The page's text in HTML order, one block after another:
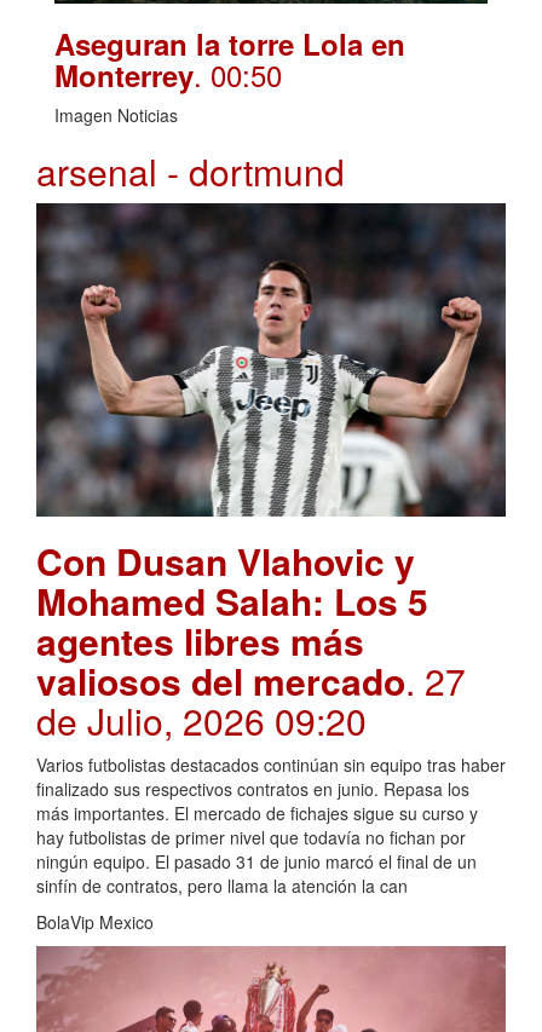
Aseguran la torre Lola en
Monterrey. 00:50
Imagen Noticias
arsenal - dortmund
Con Dusan Vlahovic y
Mohamed Salah: Los 5
agentes libres más
valiosos del mercado. 27
de Julio, 2026 09:20
Varios futbolistas destacados continúan sin equipo tras haber
finalizado sus respectivos contratos en junio. Repasa los
más importantes. El mercado de fichajes sigue su curso y
hay futbolistas de primer nivel que todavía no fichan por
ningún equipo. El pasado 31 de junio marcó el final de un
sinfín de contratos, pero llama la atención la can
BolaVip Mexico